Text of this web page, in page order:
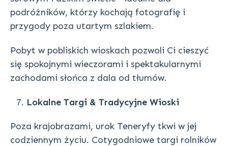
podróżników, którzy kochają fotografię i
przygody poza utartym szlakiem.
Pobyt w pobliskich wioskach pozwoli Ci cieszyć
się spokojnymi wieczorami i spektakularnymi
zachodami słońca z dala od tłumów.
Lokalne Targi & Tradycyjne Wioski
Poza krajobrazami, urok Teneryfy tkwi w jej
codziennym życiu. Cotygodniowe targi rolników